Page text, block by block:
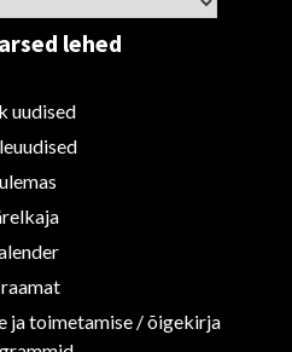
lehed
uudised
ja toimetamise / õigekirja